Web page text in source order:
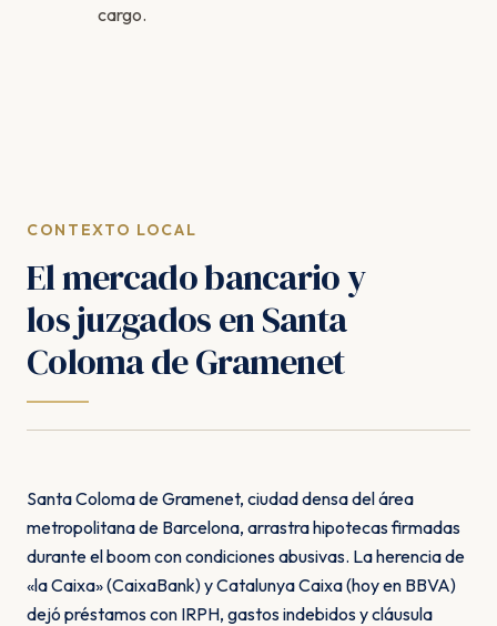
cargo.
CONTEXTO LOCAL
El mercado bancario y
los juzgados en Santa
Coloma de Gramenet
Santa Coloma de Gramenet, ciudad densa del área
metropolitana de Barcelona, arrastra hipotecas firmadas
durante el boom con condiciones abusivas. La herencia de
«la Caixa» (CaixaBank) y Catalunya Caixa (hoy en BBVA)
dejó préstamos con IRPH, gastos indebidos y cláusula